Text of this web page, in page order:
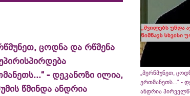
ცოდნა და რწმენა
- დეკანოზი ილია,
წმინდა ანდრია
„მერწმუნეთ,
ერთმანეთს...“ -
ანდრია